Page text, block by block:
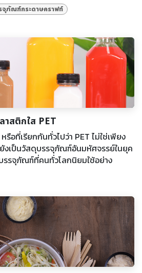
จุภัณฑ์กระดาษคราฟท์
าสติกใส PET
รือที่เรียกกันทั่วไปว่า PET ไม่ใช่เพียง
เป็นวัสดุบรรจุภัณฑ์อันมหัศจรรย์ในยุค
รรจุภัณฑ์ที่คนทั่วโลกนิยมใช้อย่าง